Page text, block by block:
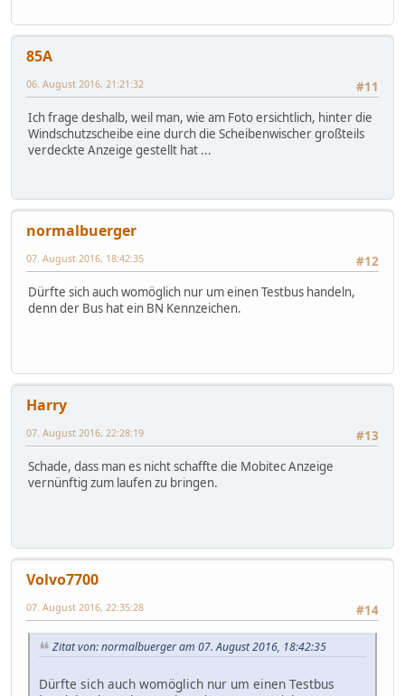
85A
#11
06. August 2016, 21:21:32
Ich frage deshalb, weil man, wie am Foto ersichtlich, hinter die
Windschutzscheibe eine durch die Scheibenwischer großteils
verdeckte Anzeige gestellt hat ...
normalbuerger
#12
07. August 2016, 18:42:35
Dürfte sich auch womöglich nur um einen Testbus handeln,
denn der Bus hat ein BN Kennzeichen.
Harry
#13
07. August 2016, 22:28:19
Schade, dass man es nicht schaffte die Mobitec Anzeige
vernünftig zum laufen zu bringen.
Volvo7700
#14
07. August 2016, 22:35:28
Zitat von: normalbuerger am 07. August 2016, 18:42:35
Dürfte sich auch womöglich nur um einen Testbus